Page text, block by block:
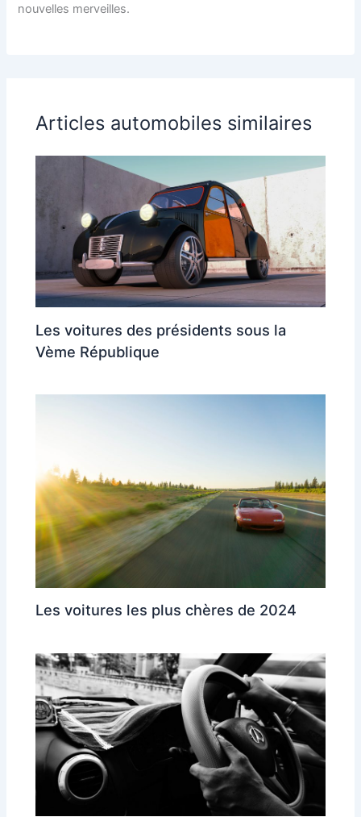
nouvelles merveilles.
Articles automobiles similaires
Les voitures des présidents sous la
Vème République
Les voitures les plus chères de 2024